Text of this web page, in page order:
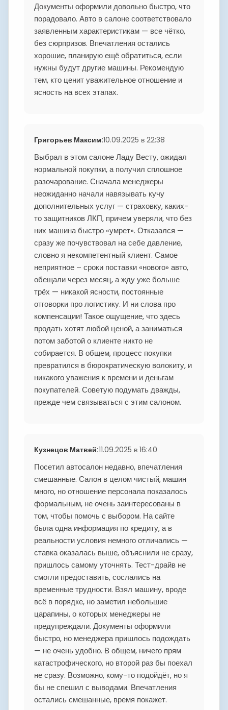
Документы оформили довольно быстро, что
порадовало. Авто в салоне соответствовало
заявленным характеристикам — все чётко,
без сюрпризов. Впечатления остались
хорошие, планирую ещё обратиться, если
нужны будут другие машины. Рекомендую
тем, кто ценит уважительное отношение и
ясность на всех этапах.
Григорьев Максим:10.09.2025 в 22:38
Выбрал в этом салоне Ладу Весту, ожидал
нормальной покупки, а получил сплошное
разочарование. Сначала менеджеры
неожиданно начали навязывать кучу
дополнительных услуг — страховку, каких-
то защитников ЛКП, причем уверяли, что без
них машина быстро «умрет». Отказался —
сразу же почувствовал на себе давление,
словно я некомпетентный клиент. Самое
неприятное – сроки поставки «нового» авто,
обещали через месяц, а жду уже больше
трёх — никакой ясности, постоянные
отговорки про логистику. И ни слова про
компенсации! Такое ощущение, что здесь
продать хотят любой ценой, а заниматься
потом заботой о клиенте никто не
собирается. В общем, процесс покупки
превратился в бюрократическую волокиту, и
никакого уважения к времени и деньгам
покупателей. Советую подумать дважды,
прежде чем связываться с этим салоном.
Кузнецов Матвей:11.09.2025 в 16:40
Посетил автосалон недавно, впечатления
смешанные. Салон в целом чистый, машин
много, но отношение персонала показалось
формальным, не очень заинтересованы в
том, чтобы помочь с выбором. На сайте
была одна информация по кредиту, а в
реальности условия немного отличались —
ставка оказалась выше, объяснили не сразу,
пришлось самому уточнять. Тест-драйв не
смогли предоставить, сослались на
временные трудности. Взял машину, вроде
всё в порядке, но заметил небольшие
царапины, о которых менеджеры не
предупреждали. Документы оформили
быстро, но менеджера пришлось подождать
— не очень удобно. В общем, ничего прям
катастрофического, но второй раз бы поехал
не сразу. Возможно, кому-то подойдёт, но я
бы не спешил с выводами. Впечатления
остались смешанные, время покажет.